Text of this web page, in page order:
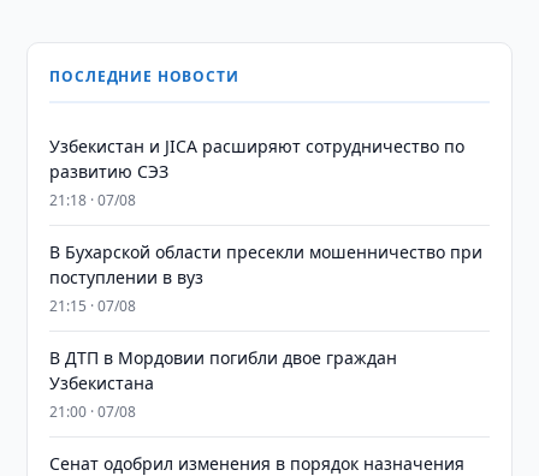
ПОСЛЕДНИЕ НОВОСТИ
Узбекистан и JICA расширяют сотрудничество по
развитию СЭЗ
21:18 · 07/08
В Бухарской области пресекли мошенничество при
поступлении в вуз
21:15 · 07/08
В ДТП в Мордовии погибли двое граждан
Узбекистана
21:00 · 07/08
Сенат одобрил изменения в порядок назначения